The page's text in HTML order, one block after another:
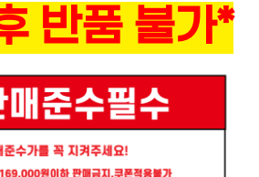
반품 불가*